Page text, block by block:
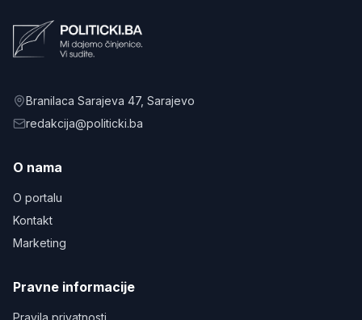
Branilaca Sarajeva 47, Sarajevo
redakcija@politicki.ba
O nama
O portalu
Kontakt
Marketing
Pravne informacije
Pravila privatnosti